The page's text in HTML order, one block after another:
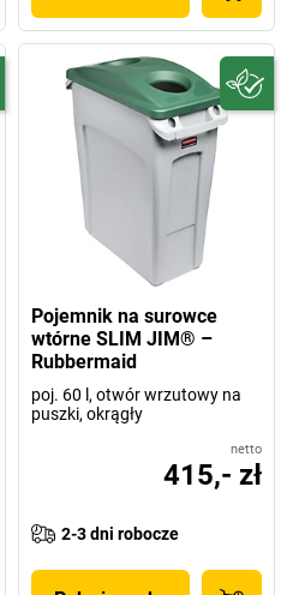
Pojemnik na surowce
wtórne SLIM JIM® –
Rubbermaid
poj. 60 l, otwór wrzutowy na
puszki, okrągły
netto
415,- zł
2-3 dni robocze